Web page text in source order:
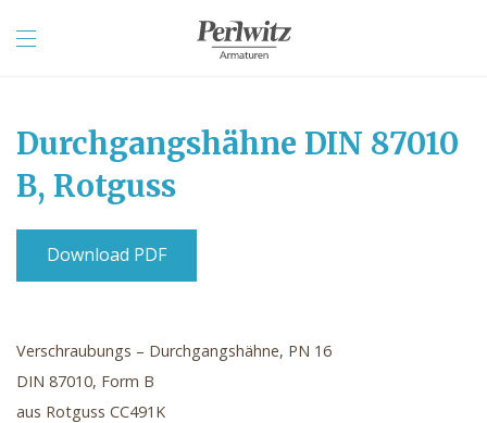
Durchgangshähne DIN 87010
B, Rotguss
Download PDF
Verschraubungs – Durchgangshähne, PN 16
DIN 87010, Form B
aus Rotguss CC491K